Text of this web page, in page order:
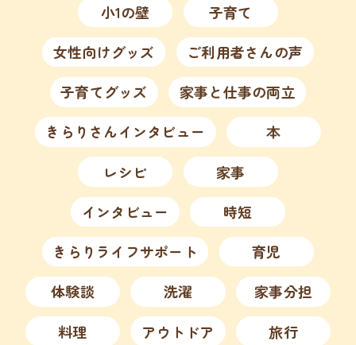
小1の壁
子育て
女性向けグッズ
ご利用者さんの声
子育てグッズ
家事と仕事の両立
きらりさんインタビュー
本
レシピ
家事
インタビュー
時短
きらりライフサポート
育児
体験談
洗濯
家事分担
料理
アウトドア 旅行